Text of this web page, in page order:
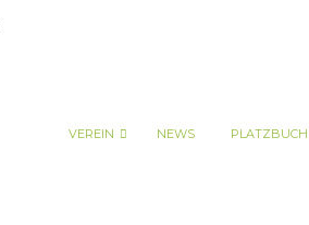
VEREIN NEWS